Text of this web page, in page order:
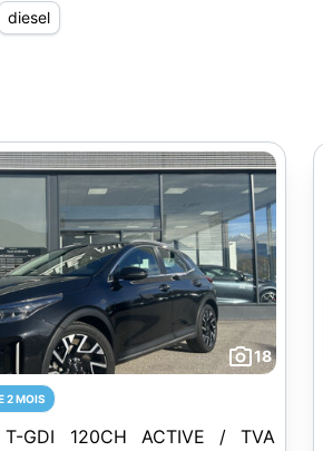
diesel
18
2 MOIS
GDI 120CH ACTIVE / TVA